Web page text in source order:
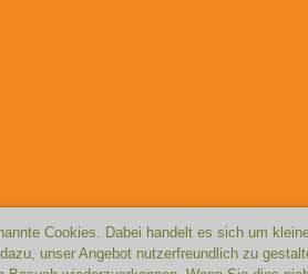
Cookies. Dabei handelt es sich um
unser Angebot nutzerfreundlich zu